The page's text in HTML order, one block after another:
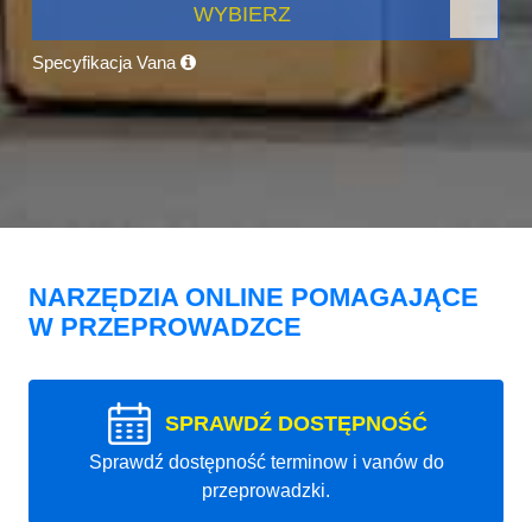
WYBIERZ
Specyfikacja Vana
NARZĘDZIA ONLINE POMAGAJĄCE
W PRZEPROWADZCE
SPRAWDŹ DOSTĘPNOŚĆ
Sprawdź dostępność terminow i vanów do
przeprowadzki.